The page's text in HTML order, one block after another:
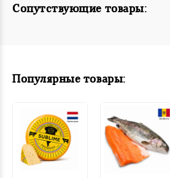
Сопутствующие товары:
Популярные товары: